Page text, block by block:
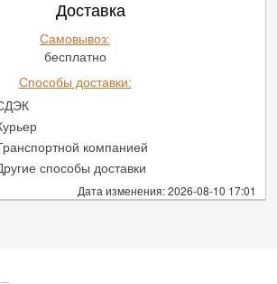
Дата изменения: 2026-08-10 17:01
Доставка
Самовывоз:
бесплатно
Способы доставки:
компанией
способы доставки